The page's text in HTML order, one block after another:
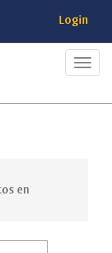
Login
en